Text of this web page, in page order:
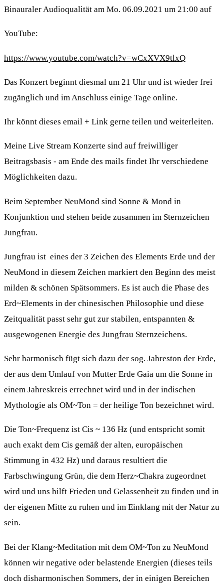
Binauraler Audioqualität am Mo. 06.09.2021 um 21:00 auf
YouTube:
https://www.youtube.com/watch?v=wCxXVX9tlxQ
Das Konzert beginnt diesmal um 21 Uhr und ist wieder frei
zugänglich und im Anschluss einige Tage online.
Ihr könnt dieses email + Link gerne teilen und weiterleiten.
Meine Live Stream Konzerte sind auf freiwilliger
Beitragsbasis - am Ende des mails findet Ihr verschiedene
Möglichkeiten dazu.
Beim September NeuMond sind Sonne & Mond in
Konjunktion und stehen beide zusammen im Sternzeichen
Jungfrau.
Jungfrau ist eines der 3 Zeichen des Elements Erde und der
NeuMond in diesem Zeichen markiert den Beginn des meist
milden & schönen Spätsommers. Es ist auch die Phase des
Erd~Elements in der chinesischen Philosophie und diese
Zeitqualität passt sehr gut zur stabilen, entspannten &
ausgewogenen Energie des Jungfrau Sternzeichens.
Sehr harmonisch fügt sich dazu der sog. Jahreston der Erde,
der aus dem Umlauf von Mutter Erde Gaia um die Sonne in
einem Jahreskreis errechnet wird und in der indischen
Mythologie als OM~Ton = der heilige Ton bezeichnet wird.
Die Ton~Frequenz ist Cis ~ 136 Hz (und entspricht somit
auch exakt dem Cis gemäß der alten, europäischen
Stimmung in 432 Hz) und daraus resultiert die
Farbschwingung Grün, die dem Herz~Chakra zugeordnet
wird und uns hilft Frieden und Gelassenheit zu finden und in
der eigenen Mitte zu ruhen und im Einklang mit der Natur zu
sein.
Bei der Klang~Meditation mit dem OM~Ton zu NeuMond
können wir negative oder belastende Energien (dieses teils
doch disharmonischen Sommers, der in einigen Bereichen